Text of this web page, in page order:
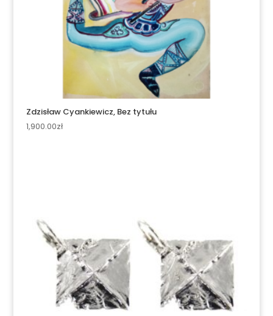
Zdzisław Cyankiewicz, Bez tytułu
1,900.00zł